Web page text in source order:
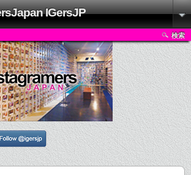
IGersJP
検索